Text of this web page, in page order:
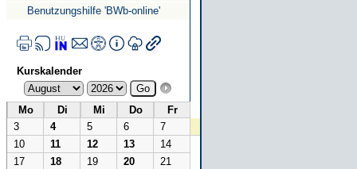
Benutzungshilfe 'BWb-online'
Kurskalender
Mo Di Mi Do
Fr
3
4 5 6
7
10
11 12 13
14
17
18 19 20
21